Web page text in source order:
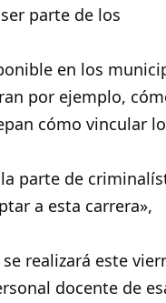
parte de los
en los
por ejemplo,
cómo vincular lo
parte de
a esta carrera»,
realizará este
docente de